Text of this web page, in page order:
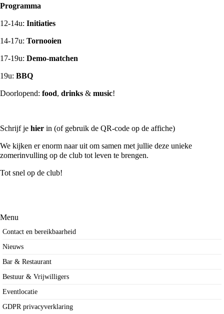
Programma
12-14u: Initiaties
14-17u: Tornooien
17-19u: Demo-matchen
19u: BBQ
Doorlopend: food, drinks & music!
Schrijf je hier in (of gebruik de QR-code op de affiche)
We kijken er enorm naar uit om samen met jullie deze unieke
zomerinvulling op de club tot leven te brengen.
Tot snel op de club!
Menu
Contact en bereikbaarheid
Nieuws
Bar & Restaurant
Bestuur & Vrijwilligers
Eventlocatie
GDPR privacyverklaring